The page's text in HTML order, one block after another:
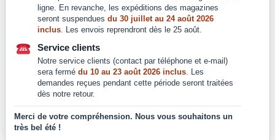
telles que les cookies pour stocker et/ou accéder aux informations des
appareils. Le fait de consentir à ces technologies nous permettra de
traiter des données telles que le comportement de navigation ou les ID
uniques sur ce site. Le fait de ne pas consentir ou de retirer son
consentement peut avoir un effet négatif sur certaines caractéristiques
et fonctions.
Accepter
Mentions légales
Conditions générales de
vente et d'utilisation
confidentialité
ligne. En revanche, les expéditions des magazines
seront suspendues du 30 juillet au 24 août 2026
inclus. Les envois reprendront dès le 25 août.
Service clients
Notre service clients (contact par téléphone et e-mail)
sera fermé du 10 au 23 août 2026 inclus. Les
demandes reçues pendant cette période seront traitées
dès notre retour.
Merci de votre compréhension. Nous vous souhaitons un
très bel été !